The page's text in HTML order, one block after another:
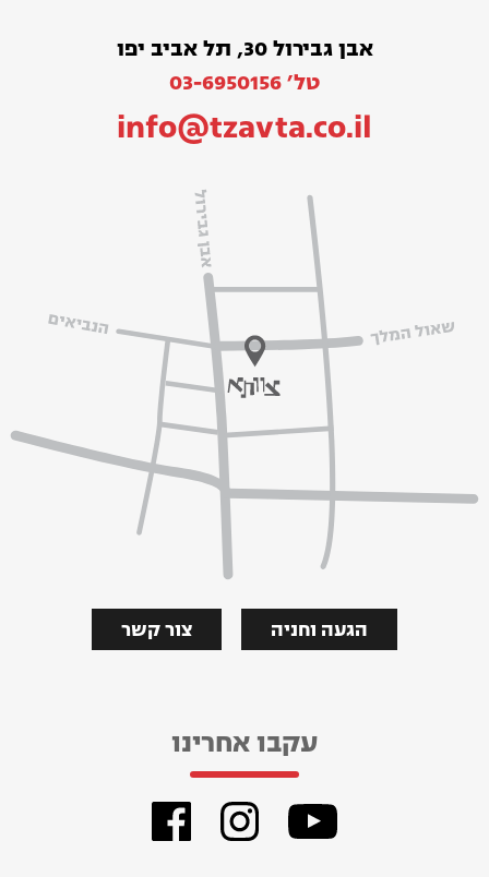
אבן גבירול 30, תל אביב יפו
טל׳ 03-6950156
info@tzavta.co.il
צור קשר הגעה וחניה
עקבו אחרינו